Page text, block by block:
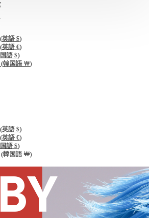
(英語 $)
(英語 €)
語 $)
(韓国語 ￦)
(英語 $)
(英語 €)
語 $)
(韓国語 ￦)